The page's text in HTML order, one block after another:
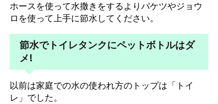
ホースを使って水撒きをするよりバケツやジョウ
ロを使って上手に節水してください。
節水でトイレタンクにペットボトルはダ
メ!
以前は家庭での水の使われ方のトップは「トイ
レ」でした。